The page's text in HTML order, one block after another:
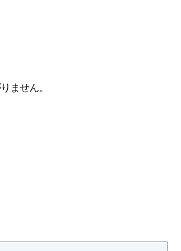
ません。